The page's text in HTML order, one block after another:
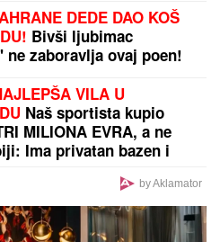
DEDE DAO KOŠ
Bivši ljubimac
ne zaboravlja ovaj poen!
VILA U
Naš sportista kupio
MILIONA EVRA, a ne
Ima privatan bazen i
by Aklamator